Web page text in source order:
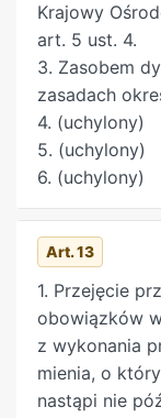
Krajowy
art. 5 ust. 4.
3. Zasobem
zasadach
4. (uchylony)
5. (uchylony)
6. (uchylony)
Art. 13
1. Przejęcie
obowiązków
z wykonania
mienia, o
nastąpi nie